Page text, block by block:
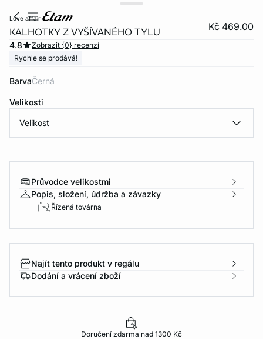
love affair
KALHOTKY Z VYŠÍVANÉHO TYLU Kč 469.00
4.8
Zobrazit {0} recenzí
Rychle se prodává!
Barva černá
Velikosti
Velikost
Průvodce velikostmi
Popis, složení, údržba a závazky
Řízená továrna
Najít tento produkt v regálu
Dodání a vrácení zboží
Doručení zdarma nad 1300 Kč